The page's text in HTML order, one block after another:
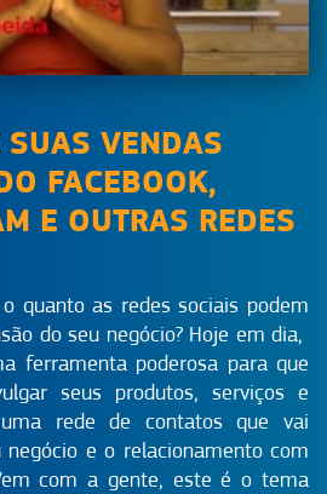
SUAS VENDAS
FACEBOOK,
E OUTRAS REDES
quanto as redes sociais podem
do seu negócio? Hoje em dia,
ferramenta poderosa para que
seus produtos, serviços e
rede de contatos que vai
e o relacionamento com
com a gente, este é o tema